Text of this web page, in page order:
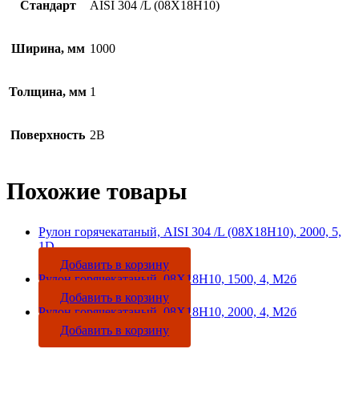
Стандарт AISI 304 /L (08Х18Н10)
Ширина, мм 1000
Толщина, мм 1
Поверхность 2B
Похожие товары
Рулон горячекатаный, AISI 304 /L (08Х18Н10), 2000, 5,
1D
Добавить в корзину
Рулон горячекатаный, 08Х18Н10, 1500, 4, М2б
Добавить в корзину
Рулон горячекатаный, 08Х18Н10, 2000, 4, М2б
Добавить в корзину